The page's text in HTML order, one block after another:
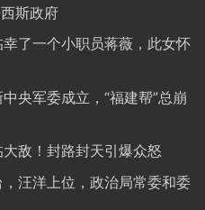
斯政府
了一个小职员蒋薇，此女怀
央军委成立，“福建帮”总崩
敌！封路封天引爆众怒
汪洋上位，政治局常委和委